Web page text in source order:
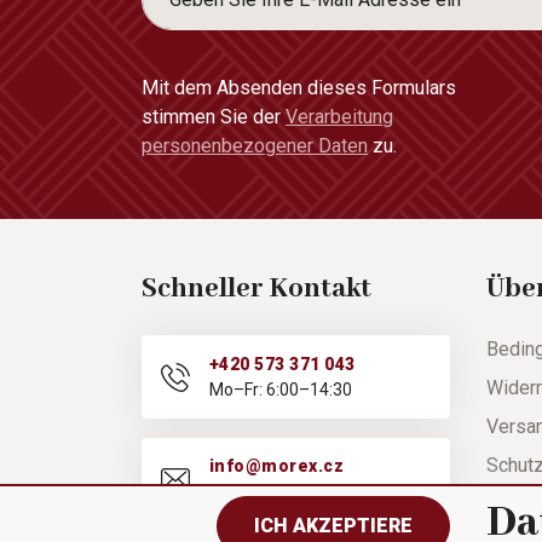
Mit dem Absenden dieses Formulars
stimmen Sie der Verarbeitung
personenbezogener Daten zu.
Schneller Kontakt
+420 573 371 043
Mo–Fr: 6:00–14:30
info@morex.cz
Mo–Fr: 6:00–14:30
Hilfe
ICH AKZEPTIERE